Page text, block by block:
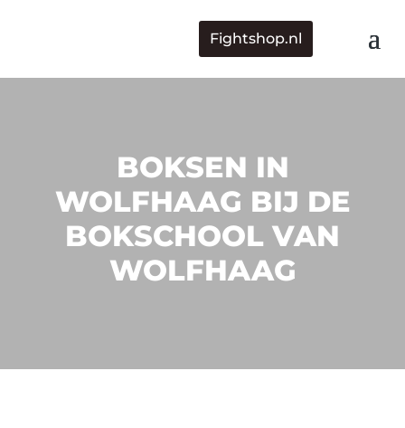
Fightshop.nl
BOKSEN IN
WOLFHAAG BIJ DE
BOKSCHOOL VAN
WOLFHAAG